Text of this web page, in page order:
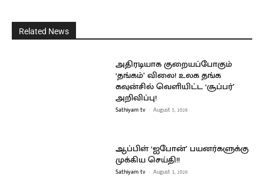
Related News
அதிரடியாக குறையப்போகும்
‘தங்கம்’ விலை! உலக தங்க
கவுன்சில் வெளியிட்ட ‘சூப்பர்’
அறிவிப்பு!
Sathiyam tv - August 5, 2026
ஆப்பிள் ‘ஐபோன்’ பயனர்களுக்கு
முக்கிய செய்தி!!
Sathiyam tv - August 3, 2026